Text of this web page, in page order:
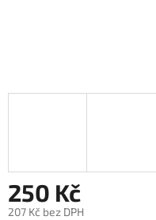
250 Kč
207 Kč bez DPH